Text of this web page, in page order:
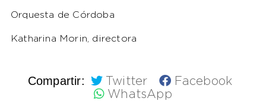
Orquesta de Córdoba
Katharina Morin, directora
Compartir: Twitter
Facebook
WhatsApp